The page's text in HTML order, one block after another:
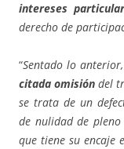
intereses
derecho de
“Sentado lo
citada omisión del
se trata de un
de nulidad de
que tiene su encaje